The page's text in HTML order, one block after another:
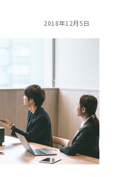
2018年12月5日